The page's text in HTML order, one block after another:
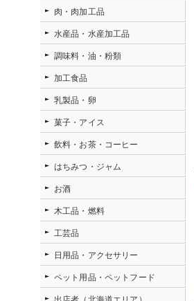
肉・肉加工品
水産品・水産加工品
調味料・油・粉類
加工食品
乳製品・卵
菓子・アイス
飲料・お茶・コーヒー
はちみつ・ジャム
お酒
木工品・燃料
工芸品
日用品・アクセサリー
ペット用品・ペットフード
出店者（北海道エリア）